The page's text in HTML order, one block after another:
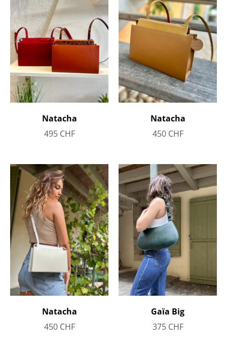
Natacha
495 CHF
Natacha
450 CHF
Natacha
450 CHF
Gaïa Big
375 CHF